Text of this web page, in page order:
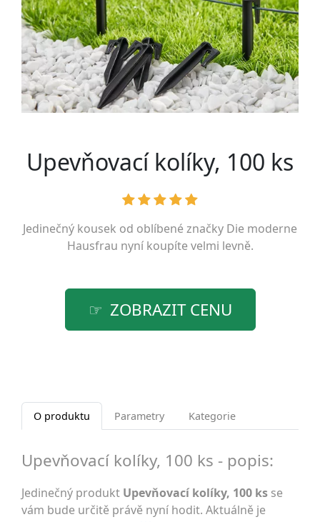
Upevňovací kolíky, 100 ks
Jedinečný kousek od oblíbené značky Die moderne
Hausfrau nyní koupíte velmi levně.
ZOBRAZIT CENU
O produktu Parametry Kategorie
Upevňovací kolíky, 100 ks - popis:
Jedinečný produkt Upevňovací kolíky, 100 ks se
vám bude určitě právě nyní hodit. Aktuálně je